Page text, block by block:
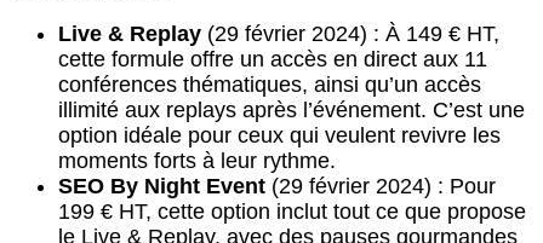
Live & Replay (29 février 2024) : À 149 € HT,
cette formule offre un accès en direct aux 11
conférences thématiques, ainsi qu’un accès
illimité aux replays après l’événement. C’est une
option idéale pour ceux qui veulent revivre les
moments forts à leur rythme.
SEO By Night Event (29 février 2024) : Pour
199 € HT, cette option inclut tout ce que propose
le Live & Replay, avec des pauses gourmandes